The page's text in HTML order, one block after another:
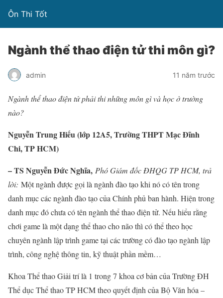
Ôn Thi Tốt
Ngành thể thao điện tử thi môn gì?
admin 11 năm trước
Ngành thể thao điện tử phải thi những môn gì và học ở trường
nào?
Nguyễn Trung Hiếu (lớp 12A5, Trường THPT Mạc Đĩnh
Chi, TP HCM)
– TS Nguyễn Đức Nghĩa, Phó Giám đốc ĐHQG TP HCM, trả
lời: Một ngành được gọi là ngành đào tạo khi nó có tên trong
danh mục các ngành đào tạo của Chính phủ ban hành. Hiện trong
danh mục đó chưa có tên ngành thể thao điện tử. Nếu hiểu rằng
chơi game là một dạng thể thao cho não thì có thể theo học
chuyên ngành lập trình game tại các trường có đào tạo ngành lập
trình, công nghệ thông tin, kỹ thuật phần mềm…
Khoa Thể thao Giải trí là 1 trong 7 khoa cơ bản của Trường ĐH
Thể dục Thể thao TP HCM theo quyết định của Bộ Văn hóa –